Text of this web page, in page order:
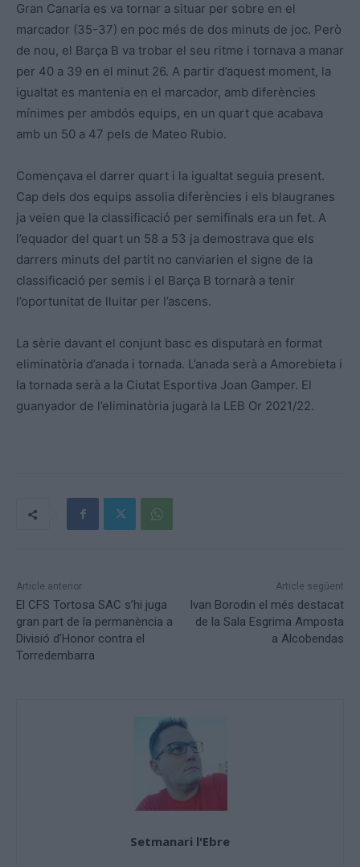
Gran Canaria es va tornar a situar per sobre en el
marcador (35-37) en poc més de dos minuts de joc. Però
de nou, el Barça B va trobar el seu ritme i tornava a manar
per 40 a 39 en el minut 26. A partir d’aquest moment, la
igualtat es mantenia en el marcador, amb diferències
mínimes per ambdós equips, en un quart que acabava
amb un 50 a 47 pels de Mateo Rubio.
Començava el darrer quart i la igualtat seguia present.
Cap dels dos equips assolia diferències i els blaugranes
ja veien que la classificació per semifinals era un fet. A
l’equador del quart un 58 a 53 ja demostrava que els
darrers minuts del partit no canviarien el signe de la
classificació per semis i el Barça B tornarà a tenir
l’oportunitat de lluitar per l’ascens.
La sèrie davant el conjunt basc es disputarà en format
eliminatòria d’anada i tornada. L’anada serà a Amorebieta i
la tornada serà a la Ciutat Esportiva Joan Gamper. El
guanyador de l’eliminatòria jugarà la LEB Or 2021/22.
Article anterior
El CFS Tortosa SAC s’hi juga
gran part de la permanència a
Divisió d’Honor contra el
Torredembarra
Article següent
Ivan Borodin el més destacat
de la Sala Esgrima Amposta
a Alcobendas
Setmanari l'Ebre